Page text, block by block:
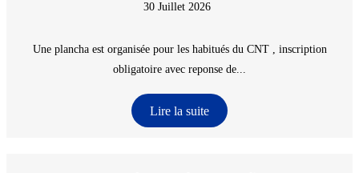
30 Juillet 2026
Une plancha est organisée pour les habitués du CNT , inscription
obligatoire avec reponse de...
Lire la suite